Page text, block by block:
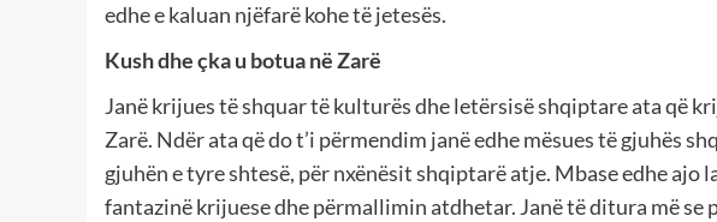
edhe e kaluan njëfarë kohe të jetesës.
Kush dhe çka u botua në Zarë
Janë krijues të shquar të kulturës dhe letërsisë shqiptare ata që
Zarë. Ndër ata që do t’i përmendim janë edhe mësues të gjuhës
gjuhën e tyre shtesë, për nxënësit shqiptarë atje. Mbase edhe ajo
fantazinë krijuese dhe përmallimin atdhetar. Janë të ditura më se